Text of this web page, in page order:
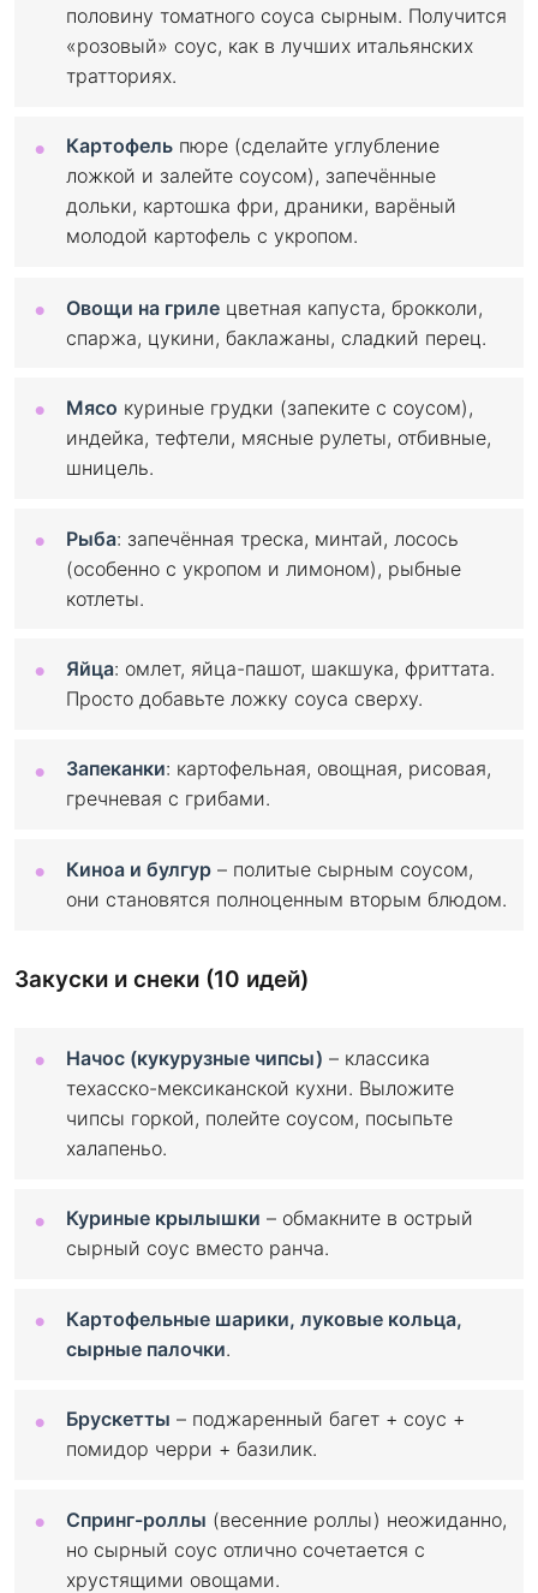
половину томатного соуса сырным. Получится
«розовый» соус, как в лучших итальянских
тратториях.
Картофель пюре (сделайте углубление
ложкой и залейте соусом), запечённые
дольки, картошка фри, драники, варёный
молодой картофель с укропом.
Овощи на гриле цветная капуста, брокколи,
спаржа, цукини, баклажаны, сладкий перец.
Мясо куриные грудки (запеките с соусом),
индейка, тефтели, мясные рулеты, отбивные,
шницель.
Рыба: запечённая треска, минтай, лосось
(особенно с укропом и лимоном), рыбные
котлеты.
Яйца: омлет, яйца-пашот, шакшука, фриттата.
Просто добавьте ложку соуса сверху.
Запеканки: картофельная, овощная, рисовая,
гречневая с грибами.
Киноа и булгур – политые сырным соусом,
они становятся полноценным вторым блюдом.
Закуски и снеки (10 идей)
Начос (кукурузные чипсы) – классика
техасско-мексиканской кухни. Выложите
чипсы горкой, полейте соусом, посыпьте
халапеньо.
Куриные крылышки – обмакните в острый
сырный соус вместо ранча.
Картофельные шарики, луковые кольца,
сырные палочки.
Брускетты – поджаренный багет + соус +
помидор черри + базилик.
Спринг-роллы (весенние роллы) неожиданно,
но сырный соус отлично сочетается с
хрустящими овощами.